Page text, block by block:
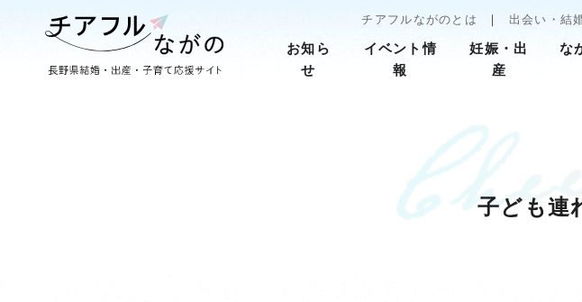
チアフルながのとは 出会い・結
お知ら
せ
イベント情
報
妊娠・出
産
な
子ども連